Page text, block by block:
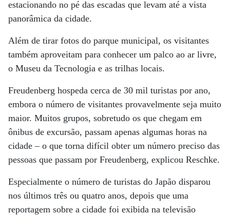
estacionando no pé das escadas que levam até a vista
panorâmica da cidade.
Além de tirar fotos do parque municipal, os visitantes
também aproveitam para conhecer um palco ao ar livre,
o Museu da Tecnologia e as trilhas locais.
Freudenberg hospeda cerca de 30 mil turistas por ano,
embora o número de visitantes provavelmente seja muito
maior. Muitos grupos, sobretudo os que chegam em
ônibus de excursão, passam apenas algumas horas na
cidade – o que torna difícil obter um número preciso das
pessoas que passam por Freudenberg, explicou Reschke.
Especialmente o número de turistas do Japão disparou
nos últimos três ou quatro anos, depois que uma
reportagem sobre a cidade foi exibida na televisão